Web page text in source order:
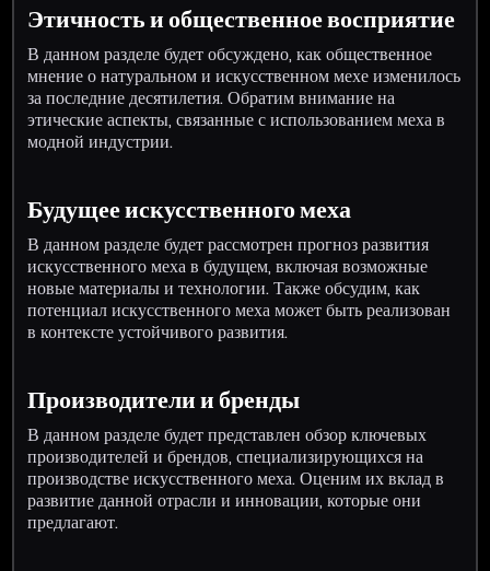
Этичность и общественное восприятие
В данном разделе будет обсуждено, как общественное
мнение о натуральном и искусственном мехе изменилось
за последние десятилетия. Обратим внимание на
этические аспекты, связанные с использованием меха в
модной индустрии.
Будущее искусственного меха
В данном разделе будет рассмотрен прогноз развития
искусственного меха в будущем, включая возможные
новые материалы и технологии. Также обсудим, как
потенциал искусственного меха может быть реализован
в контексте устойчивого развития.
Производители и бренды
В данном разделе будет представлен обзор ключевых
производителей и брендов, специализирующихся на
производстве искусственного меха. Оценим их вклад в
развитие данной отрасли и инновации, которые они
предлагают.